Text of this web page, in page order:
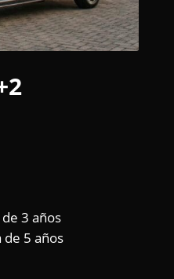
3 años
de 5 años